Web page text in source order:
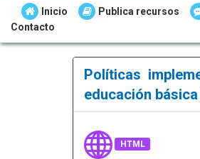
Inicio
Publica recursos
Contacto
Políticas
educación básica
HTML